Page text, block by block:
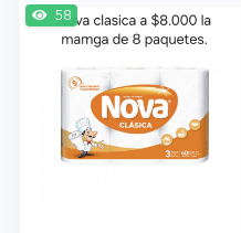
58